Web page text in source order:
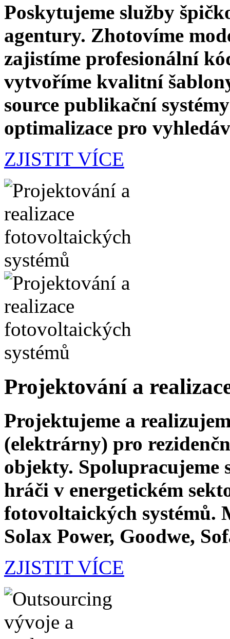
Poskytujeme služby
agentury. Zhotovíme
zajistíme profesionální
vytvoříme kvalitní
source publikační
optimalizace pro
ZJISTIT VÍCE
Projektování a
Projektujeme a
(elektrárny) pro
objekty. Spolupracujeme
hráči v energetickém
fotovoltaických systémů.
Solax Power, Goodwe,
ZJISTIT VÍCE